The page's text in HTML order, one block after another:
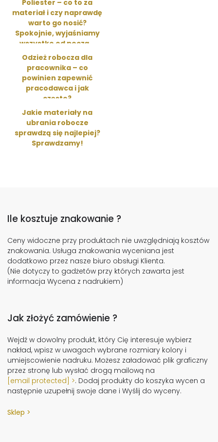
Poliester – co to za
materiał i czy naprawdę
warto go nosić?
Spokojnie, wyjaśniamy
wszystko od począ...
Odzież robocza dla
pracownika – co
powinien zapewnić
pracodawca i jak
często?
Jakie materiały na
ubrania robocze
sprawdzą się najlepiej?
Sprawdzamy!
Ile kosztuje znakowanie ?
Ceny widoczne przy produktach nie uwzględniają kosztów
znakowania. Usługa znakowania wyceniana jest
dodatkowo przez nasze biuro obsługi Klienta.
(Nie dotyczy to gadżetów przy których zawarta jest
informacja Wycena z nadrukiem)
Jak złożyć zamówienie ?
Wejdź w dowolny produkt, który Cię interesuje wybierz
nakład, wpisz w uwagach wybrane rozmiary kolory i
umiejscowienie nadruku. Możesz załadować plik graficzny
przez stronę lub wysłać drogą mailową na
[email protected]
. Dodaj produkty do koszyka wycen a
następnie uzupełnij swoje dane i Wyślij do wyceny.
Sklep